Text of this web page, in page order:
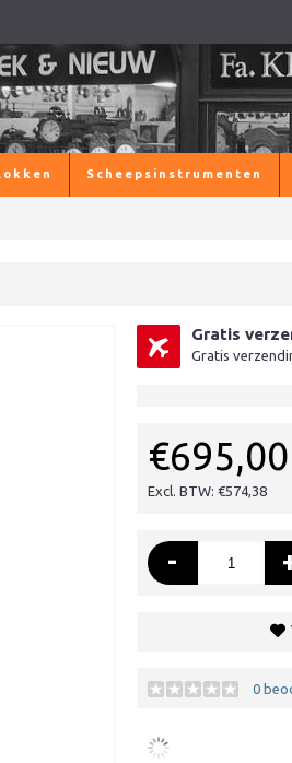
Scheepsinstrumenten
Gratis
Gratis
€695,00
Excl. BTW: €574,38
-
0